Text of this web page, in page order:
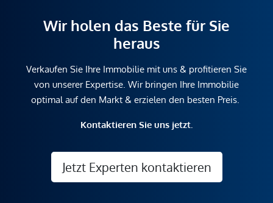
Wir holen das Beste für Sie
heraus
Verkaufen Sie Ihre Immobilie mit uns & profitieren Sie
von unserer Expertise. Wir bringen Ihre Immobilie
optimal auf den Markt & erzielen den besten Preis.
Kontaktieren Sie uns jetzt.
Jetzt Experten kontaktieren